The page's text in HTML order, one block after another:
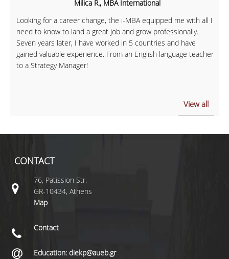
Milica R., MBA International
Looking for a career change, the i-MBA equipped me with all I
need to know to land a great job and grow professionally.
Seven years later, I have worked in 5 countries and have
gained valuable experience. From an English language teacher
to a Strategy Manager!
View all
CONTACT
76, Patission Str.
GR-10434, Athens
Map
Contact
Education: diekp@aueb.gr